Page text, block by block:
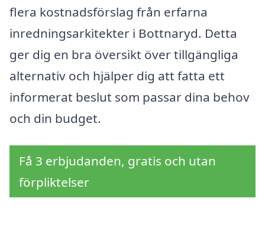
flera kostnadsförslag från erfarna
inredningsarkitekter i Bottnaryd. Detta
ger dig en bra översikt över tillgängliga
alternativ och hjälper dig att fatta ett
informerat beslut som passar dina behov
och din budget.
Få 3 erbjudanden, gratis och utan
förpliktelser